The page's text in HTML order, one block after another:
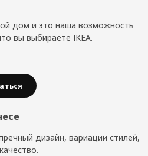
дом и это наша возможность
вы выбираете IKEA.
дизайн, вариации стилей,